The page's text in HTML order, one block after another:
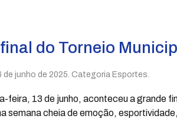
do Torneio
de junho de 2025 . Categoria Esportes.
feira, 13 de junho, aconteceu a grande
semana cheia de emoção,